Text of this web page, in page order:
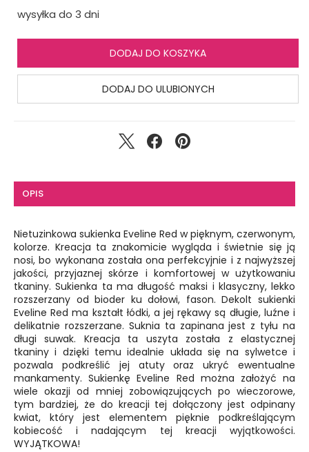
wysyłka do 3 dni
DODAJ DO KOSZYKA
DODAJ DO ULUBIONYCH
OPIS
Nietuzinkowa sukienka Eveline Red w pięknym, czerwonym,
kolorze. Kreacja ta znakomicie wygląda i świetnie się ją
nosi, bo wykonana została ona perfekcyjnie i z najwyższej
jakości, przyjaznej skórze i komfortowej w użytkowaniu
tkaniny. Sukienka ta ma długość maksi i klasyczny, lekko
rozszerzany od bioder ku dołowi, fason. Dekolt sukienki
Eveline Red ma kształt łódki, a jej rękawy są długie, luźne i
delikatnie rozszerzane. Suknia ta zapinana jest z tyłu na
długi suwak. Kreacja ta uszyta została z elastycznej
tkaniny i dzięki temu idealnie układa się na sylwetce i
pozwala podkreślić jej atuty oraz ukryć ewentualne
mankamenty. Sukienkę Eveline Red można założyć na
wiele okazji od mniej zobowiązujących po wieczorowe,
tym bardziej, że do kreacji tej dołączony jest odpinany
kwiat, który jest elementem pięknie podkreślającym
kobiecość i nadającym tej kreacji wyjątkowości.
WYJĄTKOWA!